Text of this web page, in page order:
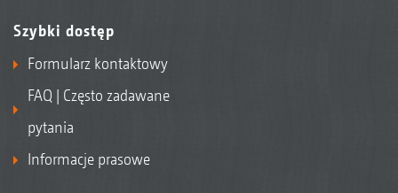
Szybki dostęp
Formularz kontaktowy
FAQ | Często zadawane
pytania
Informacje prasowe